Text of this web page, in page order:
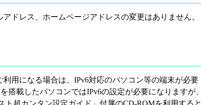
ドレス、ホームページアドレスの変更はありません。
用になる場合は、IPv6対応のパソコン等の端末が必要
搭載したパソコンではIPv6の設定が必要になりますが、
超カンタン設定ガイド」付属のCD-ROMを利用すると